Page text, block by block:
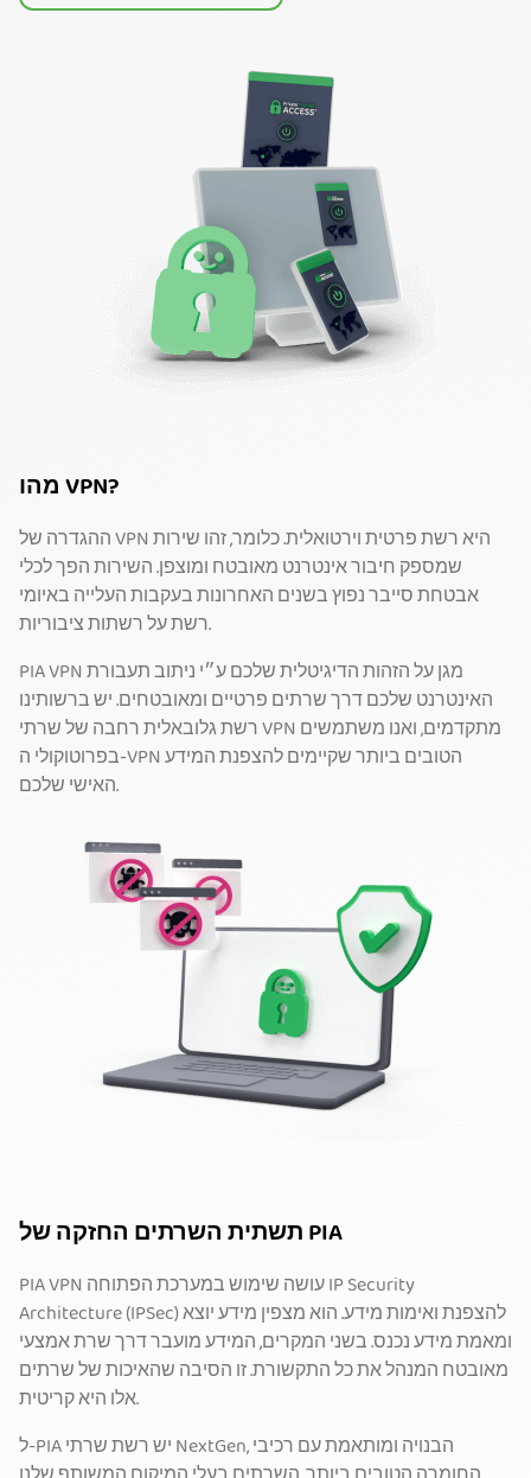
מהו VPN?
ההגדרה של VPN היא רשת פרטית וירטואלית. כלומר, זהו שירות
שמספק חיבור אינטרנט מאובטח ומוצפן. השירות הפך לכלי
אבטחת סייבר נפוץ בשנים האחרונות בעקבות העלייה באיומי
רשת על רשתות ציבוריות.
PIA VPN מגן על הזהות הדיגיטלית שלכם ע״י ניתוב תעבורת
האינטרנט שלכם דרך שרתים פרטיים ומאובטחים. יש ברשותינו
רשת גלובאלית רחבה של שרתי VPN מתקדמים, ואנו משתמשים
בפרוטוקולי ה-VPN הטובים ביותר שקיימים להצפנת המידע
האישי שלכם.
תשתית השרתים החזקה של PIA
PIA VPN עושה שימוש במערכת הפתוחה IP Security
Architecture (IPSec) להצפנת ואימות מידע. הוא מצפין מידע יוצא
ומאמת מידע נכנס. בשני המקרים, המידע מועבר דרך שרת אמצעי
מאובטח המנהל את כל התקשורת. זו הסיבה שהאיכות של שרתים
אלו היא קריטית.
ל-PIA יש רשת שרתי NextGen, הבנויה ומותאמת עם רכיבי